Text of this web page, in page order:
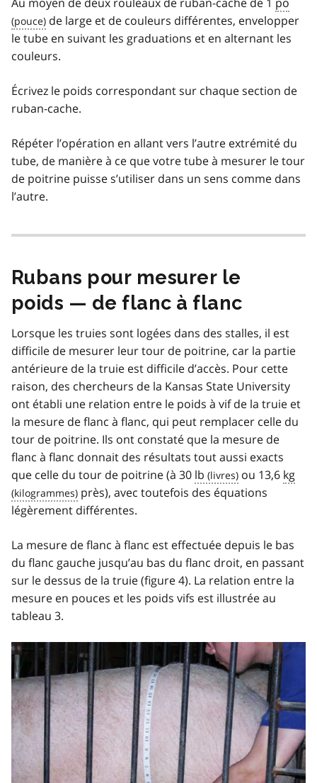
de large et de couleurs différentes, envelopper
le tube en suivant les graduations et en alternant les
couleurs.
Écrivez le poids correspondant sur chaque section de
ruban-cache.
Répéter l’opération en allant vers l’autre extrémité du
tube, de manière à ce que votre tube à mesurer le tour
de poitrine puisse s’utiliser dans un sens comme dans
l’autre.
Rubans pour mesurer le
poids — de flanc à flanc
Lorsque les truies sont logées dans des stalles, il est
difficile de mesurer leur tour de poitrine, car la partie
antérieure de la truie est difficile d’accès. Pour cette
raison, des chercheurs de la Kansas State University
ont établi une relation entre le poids à vif de la truie et
la mesure de flanc à flanc, qui peut remplacer celle du
tour de poitrine. Ils ont constaté que la mesure de
flanc à flanc donnait des résultats tout aussi exacts
que celle du tour de poitrine (à 30 lb ou 13,6 kg
près), avec toutefois des équations
légèrement différentes.
La mesure de flanc à flanc est effectuée depuis le bas
du flanc gauche jusqu’au bas du flanc droit, en passant
sur le dessus de la truie (figure 4). La relation entre la
mesure en pouces et les poids vifs est illustrée au
tableau 3.